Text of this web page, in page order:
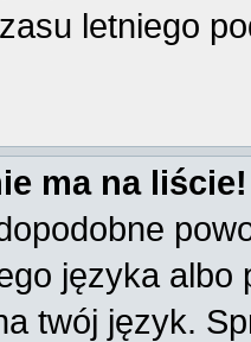
letniego
ma na liście!
języka
twój język.